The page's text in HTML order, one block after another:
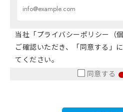
当社「プライバシーポリシー（
ご確認いただき、「同意する」
てください。
同意する